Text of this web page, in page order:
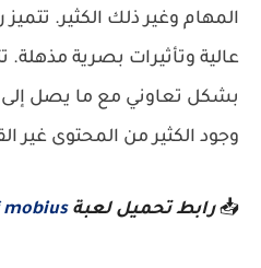
المهام وغير ذلك الكثير.
عالية وتأثيرات بصرية مذهلة.
وجود الكثير من المحتوى غير
📥رابط تحميل لعبةmobius